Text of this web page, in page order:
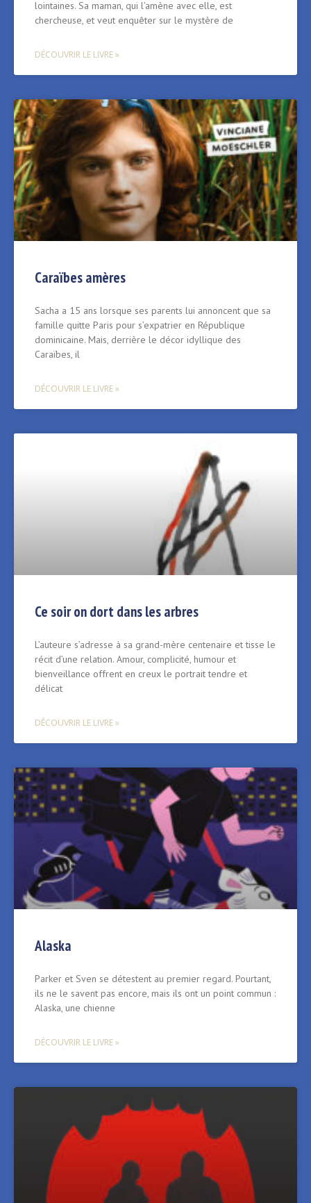
lointaines. Sa maman, qui l’amène avec elle, est
chercheuse, et veut enquêter sur le mystère de
DÉCOUVRIR LE LIVRE »
Caraïbes amères
Sacha a 15 ans lorsque ses parents lui annoncent que sa
famille quitte Paris pour s’expatrier en République
dominicaine. Mais, derrière le décor idyllique des
Caraïbes, il
DÉCOUVRIR LE LIVRE »
Ce soir on dort dans les arbres
L’auteure s’adresse à sa grand-mère centenaire et tisse le
récit d’une relation. Amour, complicité, humour et
bienveillance offrent en creux le portrait tendre et
délicat
DÉCOUVRIR LE LIVRE »
Alaska
Parker et Sven se détestent au premier regard. Pourtant,
ils ne le savent pas encore, mais ils ont un point commun :
Alaska, une chienne
DÉCOUVRIR LE LIVRE »